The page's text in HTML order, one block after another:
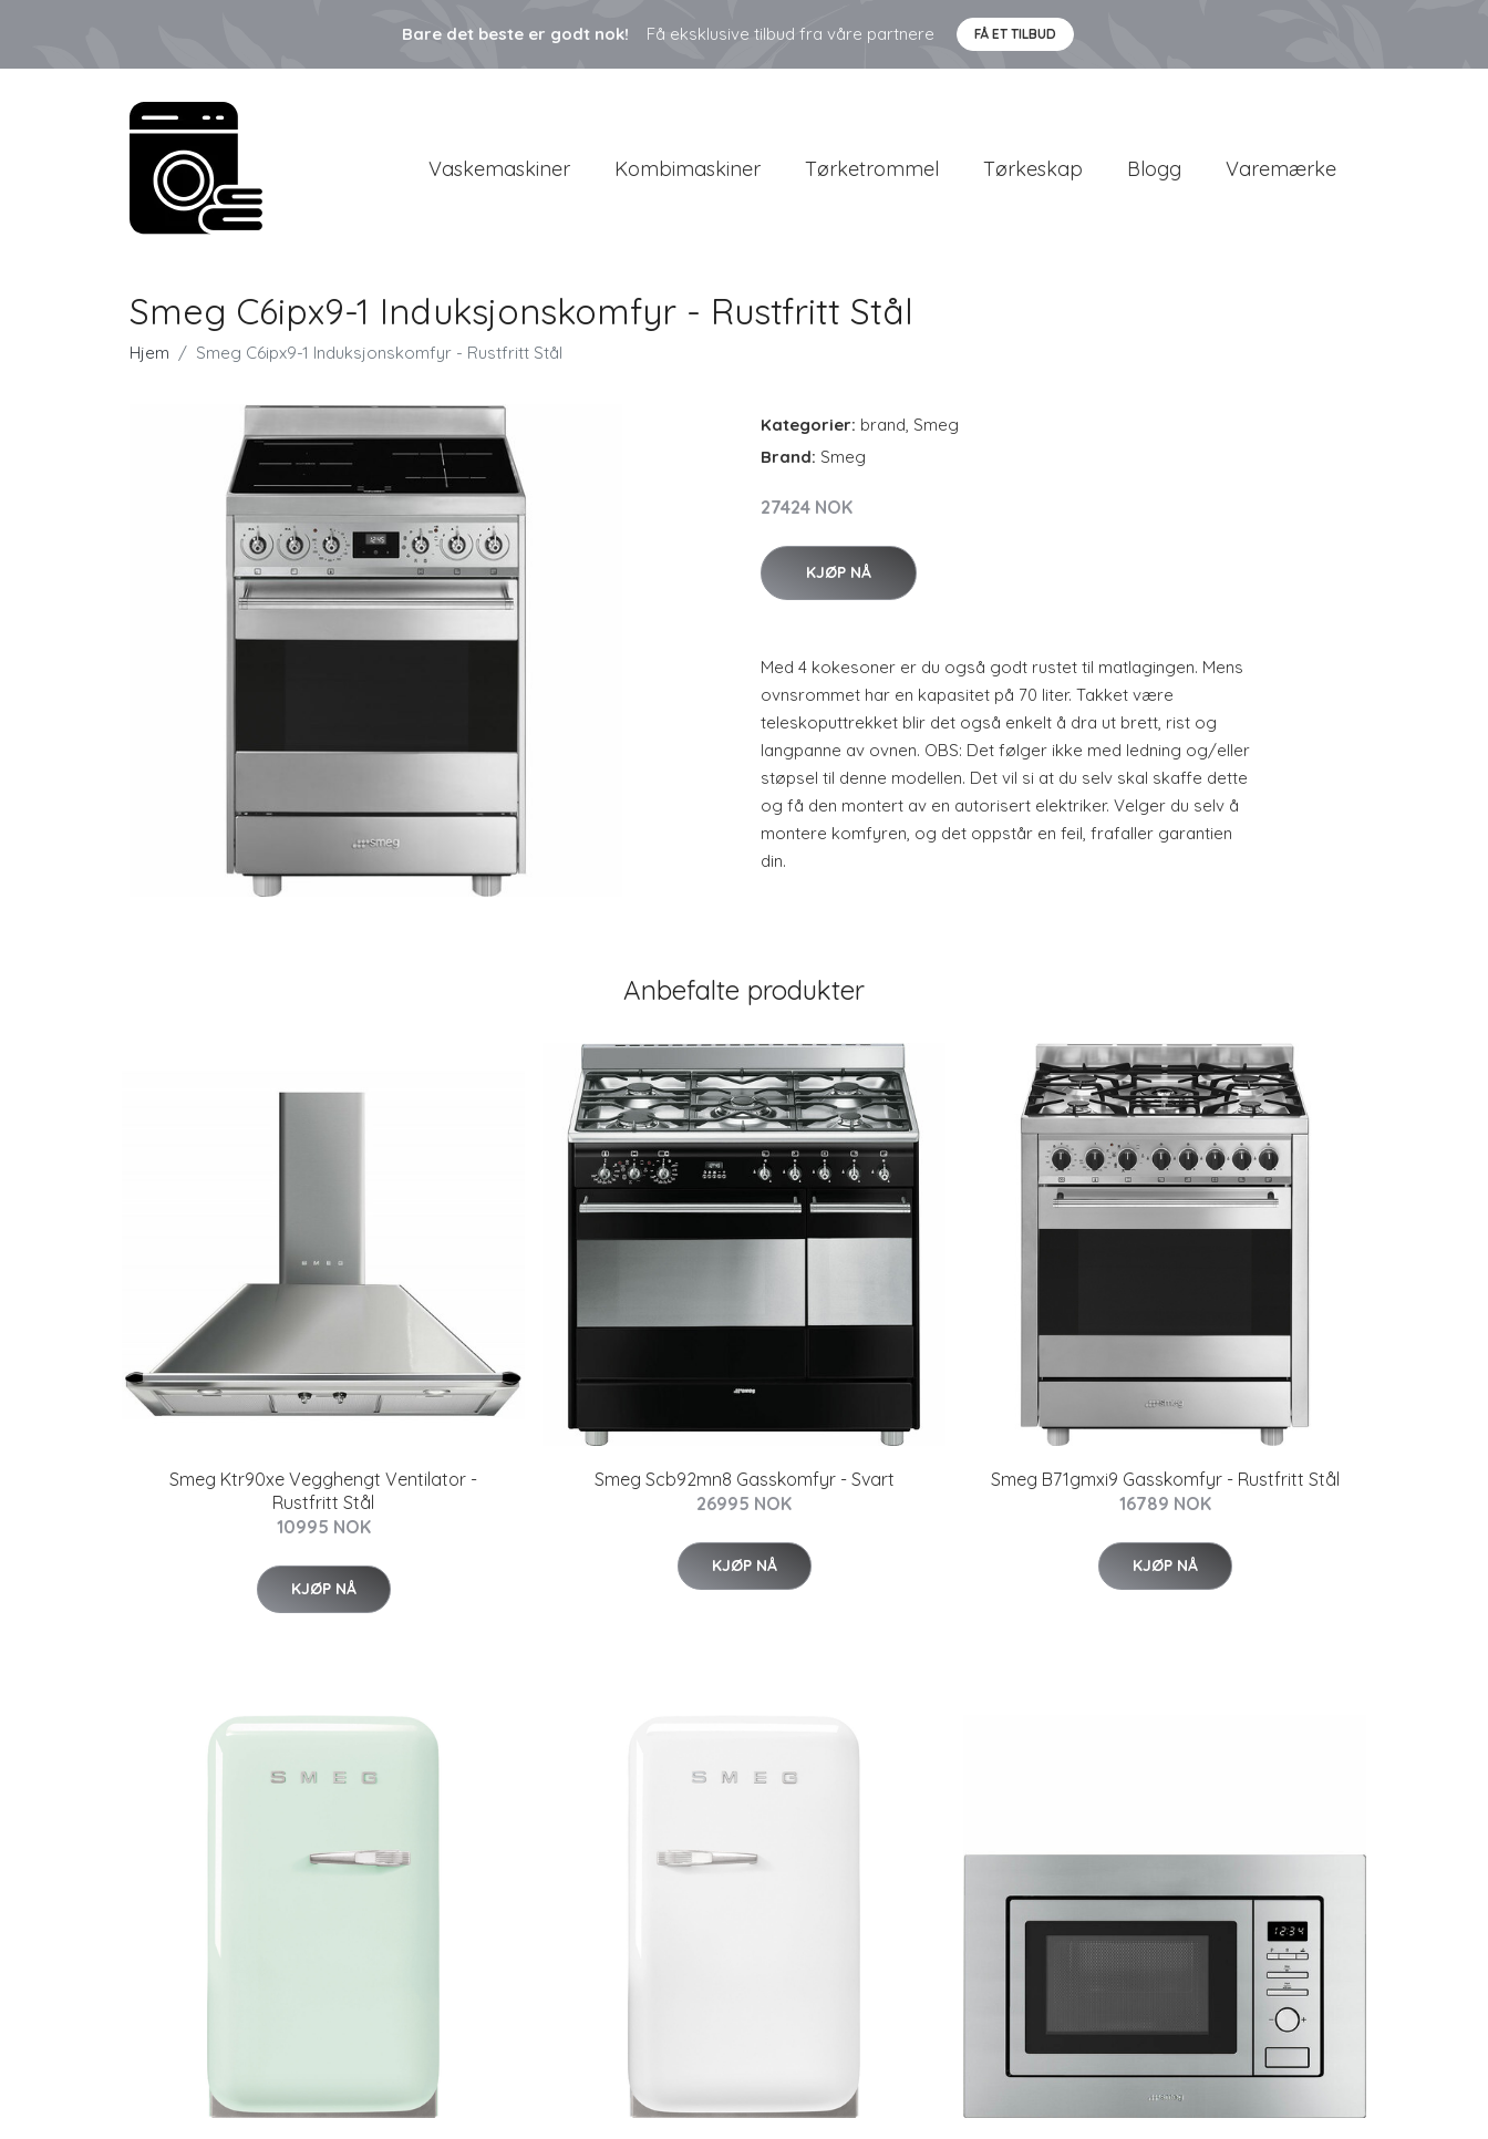
Bare det beste er godt nok! Få eksklusive tilbud fra våre partnere FÅ ET TILBUD
Vaskemaskiner Kombimaskiner Tørketrommel Tørkeskap Blogg Varemærke
Smeg C6ipx9-1 Induksjonskomfyr - Rustfritt Stål
Hjem Smeg C6ipx9-1 Induksjonskomfyr - Rustfritt Stål
Kategorier: brand, Smeg
Brand: Smeg
27424 NOK
KJØP NÅ
Med 4 kokesoner er du også godt rustet til matlagingen. Mens
ovnsrommet har en kapasitet på 70 liter. Takket være
teleskoputtrekket blir det også enkelt å dra ut brett, rist og
langpanne av ovnen. OBS: Det følger ikke med ledning og/eller
støpsel til denne modellen. Det vil si at du selv skal skaffe dette
og få den montert av en autorisert elektriker. Velger du selv å
montere komfyren, og det oppstår en feil, frafaller garantien
din.
Anbefalte produkter
Smeg Ktr90xe Vegghengt Ventilator -
Rustfritt Stål
10995 NOK
KJØP NÅ
Smeg Scb92mn8 Gasskomfyr - Svart
26995 NOK
KJØP NÅ
Smeg B71gmxi9 Gasskomfyr - Rustfritt Stål
16789 NOK
KJØP NÅ